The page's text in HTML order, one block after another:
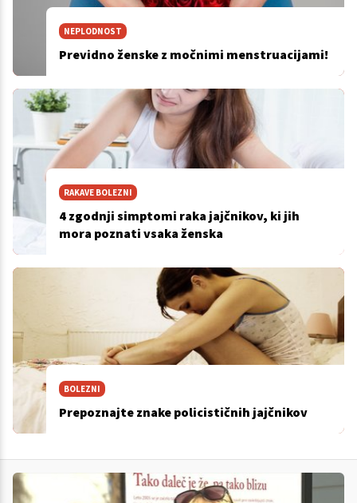
NEPLODNOST
Previdno ženske z močnimi menstruacijami!
RAKAVE BOLEZNI
4 zgodnji simptomi raka jajčnikov, ki jih
mora poznati vsaka ženska
BOLEZNI
Prepoznajte znake policističnih jajčnikov